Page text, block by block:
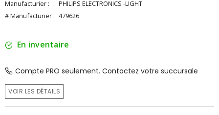
Manufacturier :
PHILIPS ELECTRONICS -LIGHT
# Manufacturier : 479626
En inventaire
Compte PRO seulement. Contactez votre succursale
VOIR LES DÉTAILS